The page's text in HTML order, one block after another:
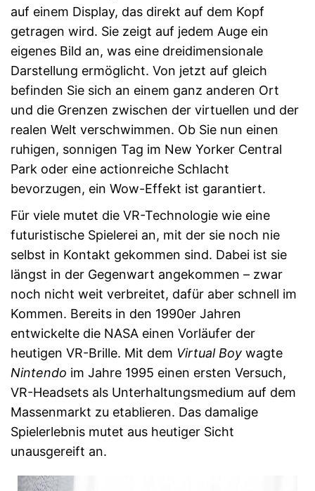
auf einem Display, das direkt auf dem Kopf
getragen wird. Sie zeigt auf jedem Auge ein
eigenes Bild an, was eine dreidimensionale
Darstellung ermöglicht. Von jetzt auf gleich
befinden Sie sich an einem ganz anderen Ort
und die Grenzen zwischen der virtuellen und der
realen Welt verschwimmen. Ob Sie nun einen
ruhigen, sonnigen Tag im New Yorker Central
Park oder eine actionreiche Schlacht
bevorzugen, ein Wow-Effekt ist garantiert.
Für viele mutet die VR-Technologie wie eine
futuristische Spielerei an, mit der sie noch nie
selbst in Kontakt gekommen sind. Dabei ist sie
längst in der Gegenwart angekommen – zwar
noch nicht weit verbreitet, dafür aber schnell im
Kommen. Bereits in den 1990er Jahren
entwickelte die NASA einen Vorläufer der
heutigen VR-Brille. Mit dem Virtual Boy wagte
Nintendo im Jahre 1995 einen ersten Versuch,
VR-Headsets als Unterhaltungsmedium auf dem
Massenmarkt zu etablieren. Das damalige
Spielerlebnis mutet aus heutiger Sicht
unausgereift an.